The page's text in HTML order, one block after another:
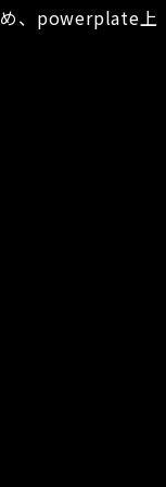
め、powerplate上